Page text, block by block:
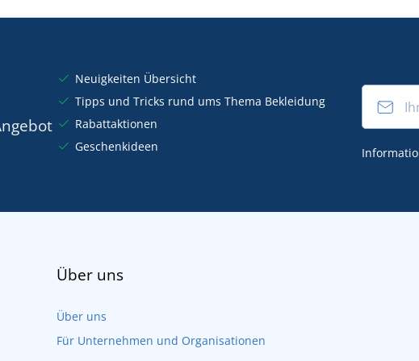
Neuigkeiten Übersicht
Tipps und Tricks rund ums Thema Bekleidung
Rabattaktionen
Geschenkideen
Über uns
Über uns
Für Unternehmen und Organisationen